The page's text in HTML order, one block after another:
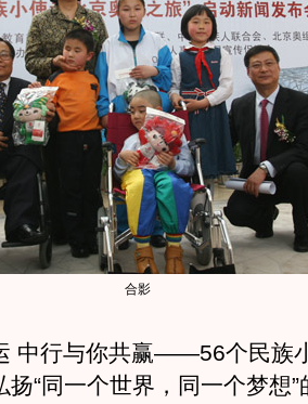
合影
行与你共赢——56个民族
扬“同一个世界，同一个梦想